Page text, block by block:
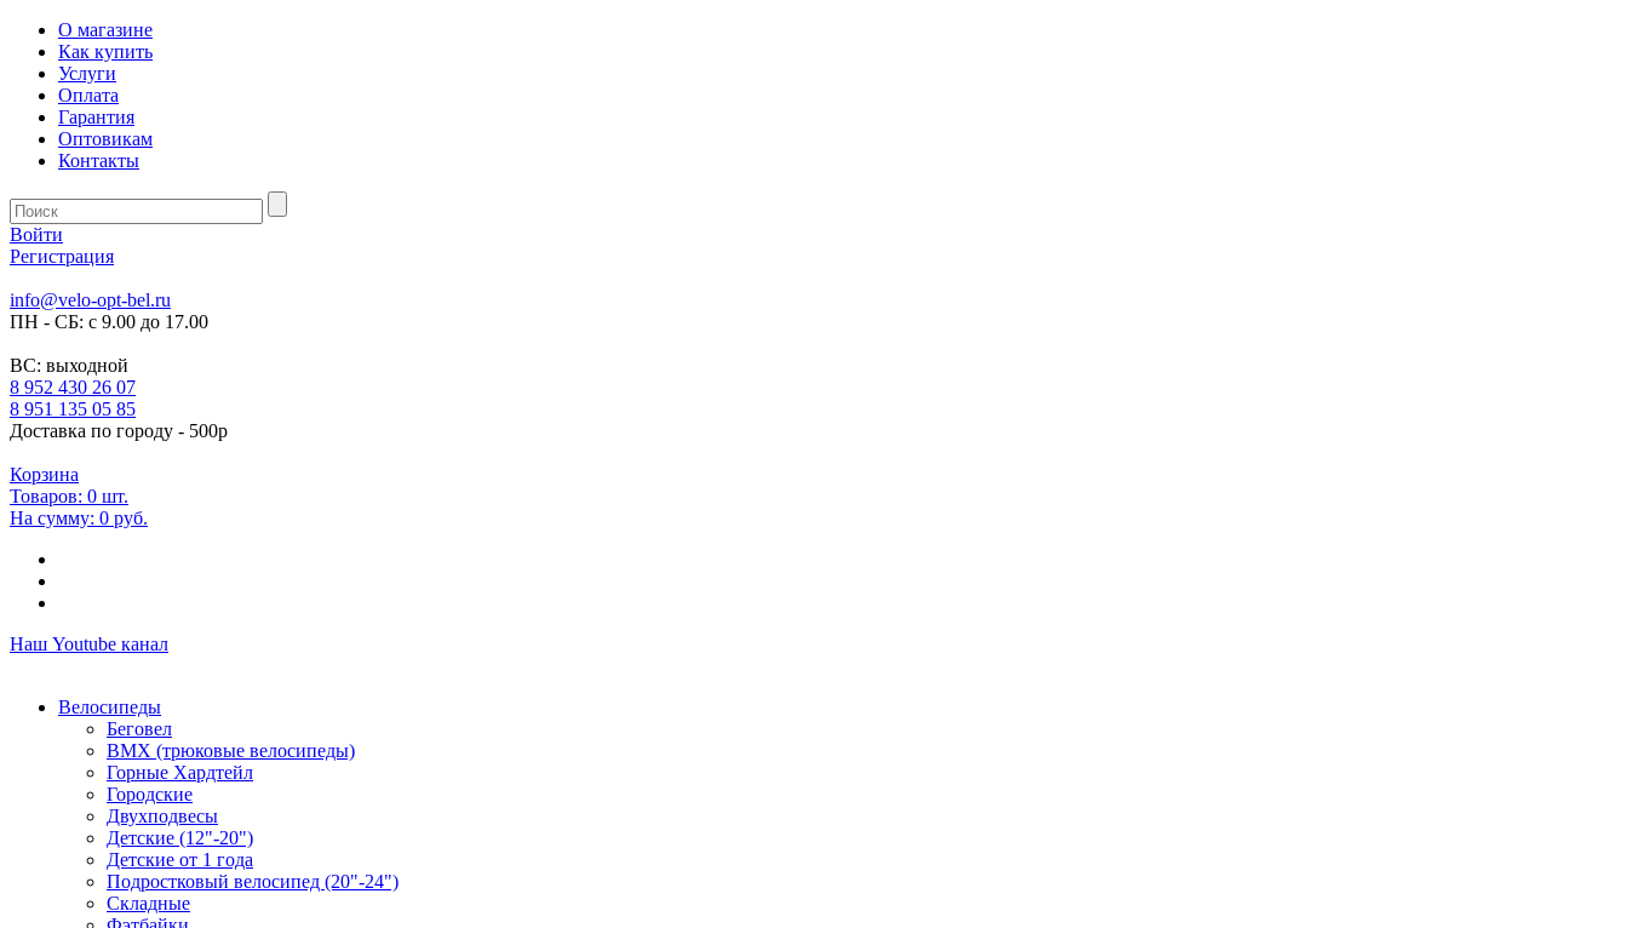
О магазине
Как купить
Услуги
Оплата
Гарантия
Оптовикам
Контакты
Войти
Регистрация
info@velo-opt-bel.ru
ПН - СБ: с 9.00 до 17.00
ВС: выходной
8 952 430 26 07
8 951 135 05 85
Доставка по городу - 500р
Корзина
Товаров: 0 шт.
На сумму: 0 руб.
Наш Youtube канал
Велосипеды
Беговел
ВМХ (трюковые велосипеды)
Горные Хардтейл
Городские
Двухподвесы
Детские (12"-20")
Детские от 1 года
Подростковый велосипед (20"-24")
Складные